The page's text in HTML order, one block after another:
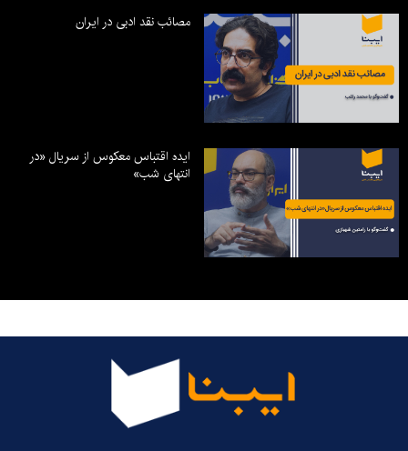
مصائب نقد ادبی در ایران
ایده اقتباس معکوس از سریال «در
انتهای شب»